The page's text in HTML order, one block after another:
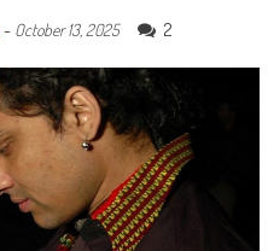
- October 13, 2025 2